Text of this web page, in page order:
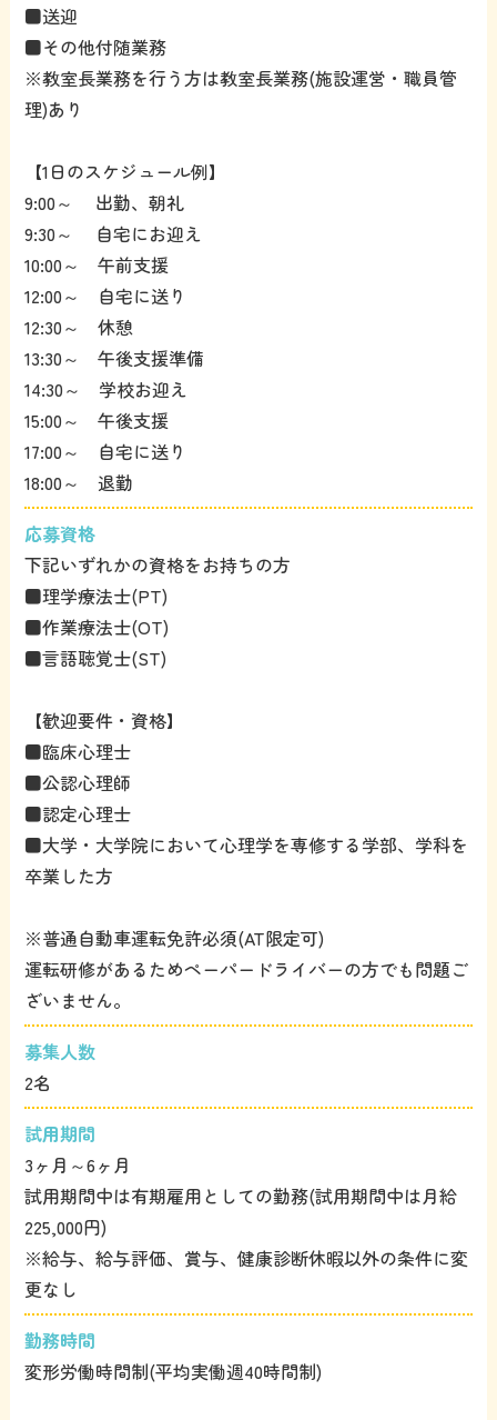
■送迎
■その他付随業務
※教室長業務を行う方は教室長業務(施設運営・職員管
理)あり
【1日のスケジュール例】
9:00～ 出勤、朝礼
9:30～ 自宅にお迎え
10:00～ 午前支援
12:00～ 自宅に送り
12:30～ 休憩
13:30～ 午後支援準備
14:30～ 学校お迎え
15:00～ 午後支援
17:00～ 自宅に送り
18:00～ 退勤
応募資格
下記いずれかの資格をお持ちの方
■理学療法士(PT)
■作業療法士(OT)
■言語聴覚士(ST)
【歓迎要件・資格】
■臨床心理士
■公認心理師
■認定心理士
■大学・大学院において心理学を専修する学部、学科を
卒業した方
※普通自動車運転免許必須(AT限定可)
運転研修があるためペーパードライバーの方でも問題ご
ざいません。
募集人数
2名
試用期間
3ヶ月～6ヶ月
試用期間中は有期雇用としての勤務(試用期間中は月給
225,000円)
※給与、給与評価、賞与、健康診断休暇以外の条件に変
更なし
勤務時間
変形労働時間制(平均実働週40時間制)